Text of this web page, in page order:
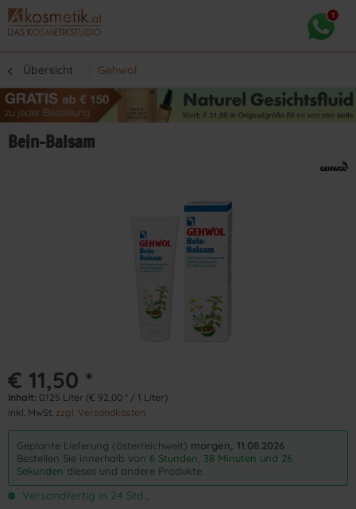
Übersicht Gehwol
Bein-Balsam
€ 11,50 *
Inhalt: 0.125 Liter (€ 92,00 * / 1 Liter)
inkl. MwSt. zzgl. Versandkosten
Geplante Lieferung (österreichweit) morgen, 11.08.2026
Bestellen Sie innerhalb von 6 Stunden, 38 Minuten und 25
Sekunden dieses und andere Produkte.
Versandfertig in 24 Std.,